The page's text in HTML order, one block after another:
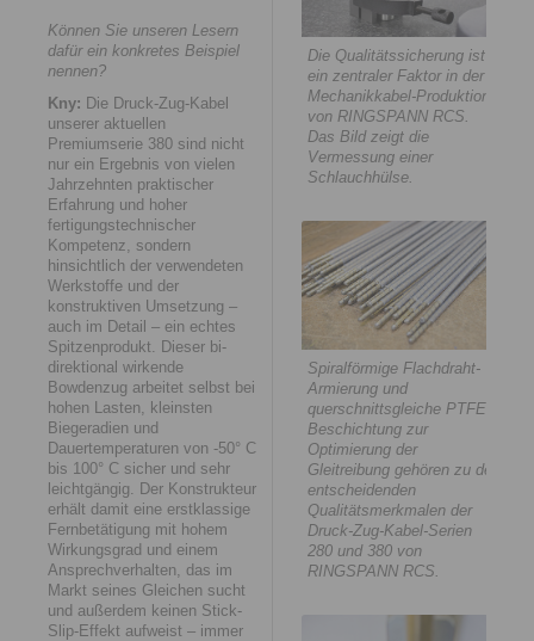
Können Sie unseren Lesern
dafür ein konkretes Beispiel
nennen?
Kny: Die Druck-Zug-Kabel
unserer aktuellen
Premiumserie 380 sind nicht
nur ein Ergebnis von vielen
Jahrzehnten praktischer
Erfahrung und hoher
fertigungstechnischer
Kompetenz, sondern
hinsichtlich der verwendeten
Werkstoffe und der
konstruktiven Umsetzung –
auch im Detail – ein echtes
Spitzenprodukt. Dieser bi-
direktional wirkende
Bowdenzug arbeitet selbst bei
hohen Lasten, kleinsten
Biegeradien und
Dauertemperaturen von -50° C
bis 100° C sicher und sehr
leichtgängig. Der Konstrukteur
erhält damit eine erstklassige
Fernbetätigung mit hohem
Wirkungsgrad und einem
Ansprechverhalten, das im
Markt seines Gleichen sucht
und außerdem keinen Stick-
Slip-Effekt aufweist – immer
Die Qualitätssicherung ist
ein zentraler Faktor in der
Mechanikkabel-Produktion
von RINGSPANN RCS.
Das Bild zeigt die
Vermessung einer
Schlauchhülse.
Spiralförmige Flachdraht-
Armierung und
querschnittsgleiche PTFE-
Beschichtung zur
Optimierung der
Gleitreibung gehören zu den
entscheidenden
Qualitätsmerkmalen der
Druck-Zug-Kabel-Serien
280 und 380 von
RINGSPANN RCS.